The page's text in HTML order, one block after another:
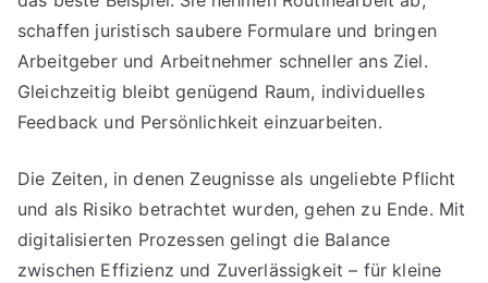
schaffen juristisch saubere Formulare und bringen
Arbeitgeber und Arbeitnehmer schneller ans Ziel.
Gleichzeitig bleibt genügend Raum, individuelles
Feedback und Persönlichkeit einzuarbeiten.
Die Zeiten, in denen Zeugnisse als ungeliebte Pflicht
und als Risiko betrachtet wurden, gehen zu Ende. Mit
digitalisierten Prozessen gelingt die Balance
zwischen Effizienz und Zuverlässigkeit – für kleine